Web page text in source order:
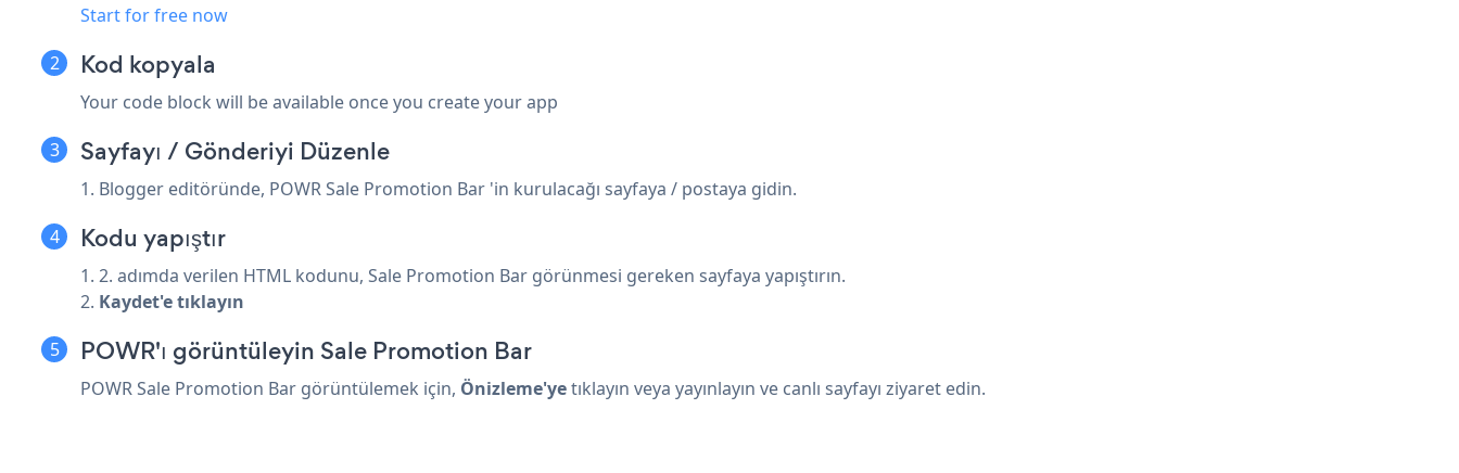
Start for free now
Kod kopyala
Your code block will be available once you create your app
Sayfayı / Gönderiyi Düzenle
1. Blogger editöründe, POWR Sale Promotion Bar 'in kurulacağı sayfaya / postaya gidin.
Kodu yapıştır
1. 2. adımda verilen HTML kodunu, Sale Promotion Bar görünmesi gereken sayfaya yapıştırın.
2. Kaydet'e tıklayın
POWR'ı görüntüleyin Sale Promotion Bar
POWR Sale Promotion Bar görüntülemek için, Önizleme'yetıklayın veya yayınlayın ve canlı sayfayı ziyaret edin.